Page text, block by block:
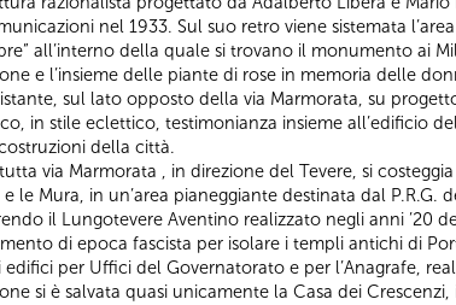
nel 1933. Sul suo retro viene sistemata
all’interno della quale si trovano il monumento ai
e l’insieme delle piante di rose in memoria delle
sul lato opposto della via Marmorata, su
in stile eclettico, testimonianza insieme all’edificio
della città.
via Marmorata , in direzione del Tevere, si
e le Mura, in un’area pianeggiante destinata dal
il Lungotevere Aventino realizzato negli anni ’20
di epoca fascista per isolare i templi antichi di
edifici per Uffici del Governatorato e per l’Anagrafe,
si è salvata quasi unicamente la Casa dei